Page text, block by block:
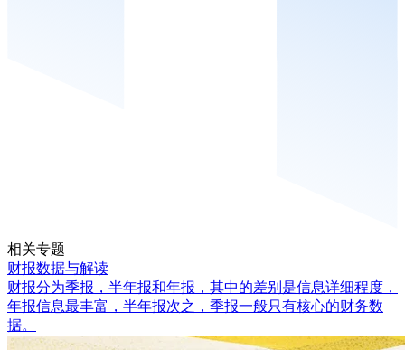
相关专题
财报数据与解读
财报分为季报，半年报和年报，其中的差别是信息详细程度，
年报信息最丰富，半年报次之，季报一般只有核心的财务数
据。